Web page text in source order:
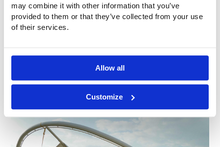
may combine it with other information that you’ve
provided to them or that they’ve collected from your use
of their services.
Allow all
Customize